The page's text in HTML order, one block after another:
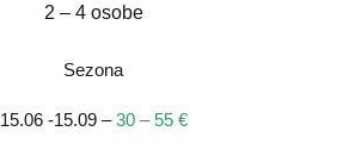
2 – 4 osobe
Sezona
15.06 -15.09 –30 – 55 €